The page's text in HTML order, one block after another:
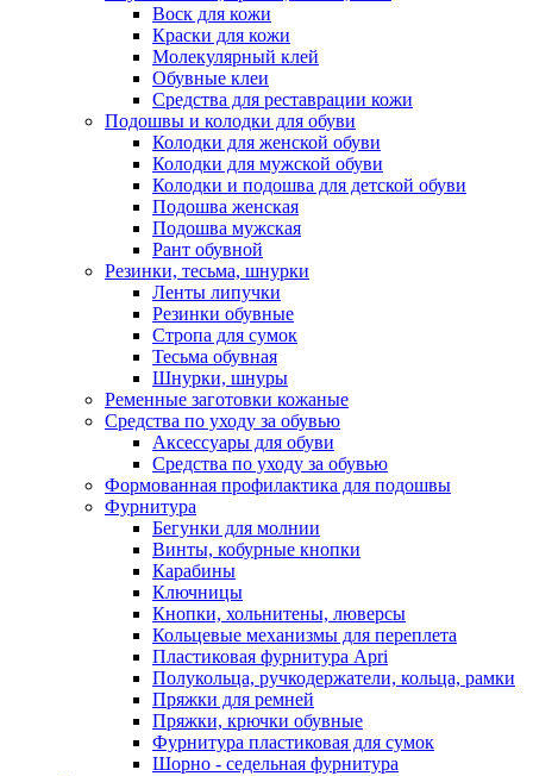
Воск для кожи
Краски для кожи
Молекулярный клей
Обувные клеи
Средства для реставрации кожи
Подошвы и колодки для обуви
Колодки для женской обуви
Колодки для мужской обуви
Колодки и подошва для детской обуви
Подошва женская
Подошва мужская
Рант обувной
Резинки, тесьма, шнурки
Ленты липучки
Резинки обувные
Стропа для сумок
Тесьма обувная
Шнурки, шнуры
Ременные заготовки кожаные
Средства по уходу за обувью
Аксессуары для обуви
Средства по уходу за обувью
Формованная профилактика для подошвы
Фурнитура
Бегунки для молнии
Винты, кобурные кнопки
Карабины
Ключницы
Кнопки, хольнитены, люверсы
Кольцевые механизмы для переплета
Пластиковая фурнитура Apri
Полукольца, ручкодержатели, кольца, рамки
Пряжки для ремней
Пряжки, крючки обувные
Фурнитура пластиковая для сумок
Шорно - седельная фурнитура